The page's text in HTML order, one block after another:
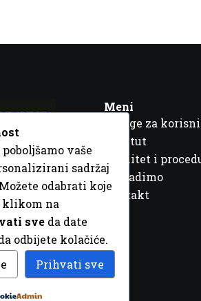
BiH
Meni
Usluge za
Institut
Kvalitet i
Šta radimo
Kontakt
DizajnGordonDM
vaše
sadržaj
odabrati koje
klikom na
sve da date
odbijete kolačiće.
Prihvati sve